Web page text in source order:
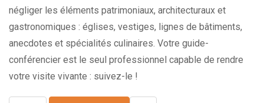
négliger les éléments patrimoniaux, architecturaux et
gastronomiques : églises, vestiges, lignes de bâtiments,
anecdotes et spécialités culinaires. Votre guide-
conférencier est le seul professionnel capable de rendre
votre visite vivante : suivez-le !